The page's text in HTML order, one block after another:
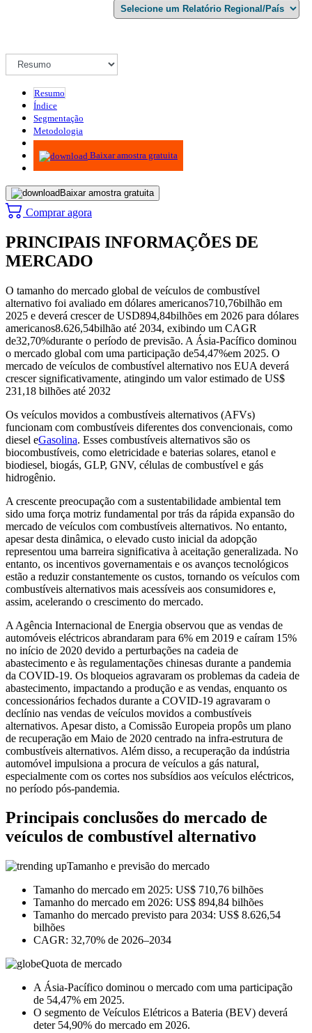
Resumo
Índice
Segmentação
Metodologia
Infográficos
Baixar amostra gratuita
Baixar amostra gratuita
Comprar agora
PRINCIPAIS INFORMAÇÕES DE
MERCADO
O tamanho do mercado global de veículos de combustível
alternativo foi avaliado em dólares americanos710,76bilhão em
2025 e deverá crescer de USD894,84bilhões em 2026 para dólares
americanos8.626,54bilhão até 2034, exibindo um CAGR
de32,70%durante o período de previsão. A Ásia-Pacífico dominou
o mercado global com uma participação de54,47%em 2025. O
mercado de veículos de combustível alternativo nos EUA deverá
crescer significativamente, atingindo um valor estimado de US$
231,18 bilhões até 2032
Os veículos movidos a combustíveis alternativos (AFVs)
funcionam com combustíveis diferentes dos convencionais, como
diesel eGasolina. Esses combustíveis alternativos são os
biocombustíveis, como eletricidade e baterias solares, etanol e
biodiesel, biogás, GLP, GNV, células de combustível e gás
hidrogênio.
A crescente preocupação com a sustentabilidade ambiental tem
sido uma força motriz fundamental por trás da rápida expansão do
mercado de veículos com combustíveis alternativos. No entanto,
apesar desta dinâmica, o elevado custo inicial da adopção
representou uma barreira significativa à aceitação generalizada. No
entanto, os incentivos governamentais e os avanços tecnológicos
estão a reduzir constantemente os custos, tornando os veículos com
combustíveis alternativos mais acessíveis aos consumidores e,
assim, acelerando o crescimento do mercado.
A Agência Internacional de Energia observou que as vendas de
automóveis eléctricos abrandaram para 6% em 2019 e caíram 15%
no início de 2020 devido a perturbações na cadeia de
abastecimento e às regulamentações chinesas durante a pandemia
da COVID-19. Os bloqueios agravaram os problemas da cadeia de
abastecimento, impactando a produção e as vendas, enquanto os
concessionários fechados durante a COVID-19 agravaram o
declínio nas vendas de veículos movidos a combustíveis
alternativos. Apesar disto, a Comissão Europeia propôs um plano
de recuperação em Maio de 2020 centrado na infra-estrutura de
combustíveis alternativos. Além disso, a recuperação da indústria
automóvel impulsiona a procura de veículos a gás natural,
especialmente com os cortes nos subsídios aos veículos eléctricos,
no período pós-pandemia.
Principais conclusões do mercado de
veículos de combustível alternativo
Tamanho e previsão do mercado
Tamanho do mercado em 2025: US$ 710,76 bilhões
Tamanho do mercado em 2026: US$ 894,84 bilhões
Tamanho do mercado previsto para 2034: US$ 8.626,54
bilhões
CAGR: 32,70% de 2026–2034
Quota de mercado
A Ásia-Pacífico dominou o mercado com uma participação
de 54,47% em 2025.
O segmento de Veículos Elétricos a Bateria (BEV) deverá
deter 54,90% do mercado em 2026.